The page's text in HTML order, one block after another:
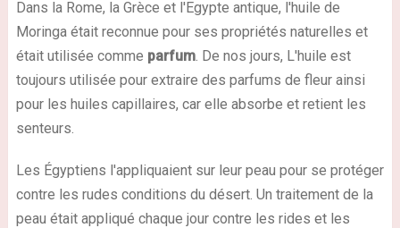
Dans la Rome, la Grèce et l'Egypte antique, l'huile de
Moringa était reconnue pour ses propriétés naturelles et
était utilisée comme parfum. De nos jours, L'huile est
toujours utilisée pour extraire des parfums de fleur ainsi
pour les huiles capillaires, car elle absorbe et retient les
senteurs.
Les Égyptiens l'appliquaient sur leur peau pour se protéger
contre les rudes conditions du désert. Un traitement de la
peau était appliqué chaque jour contre les rides et les